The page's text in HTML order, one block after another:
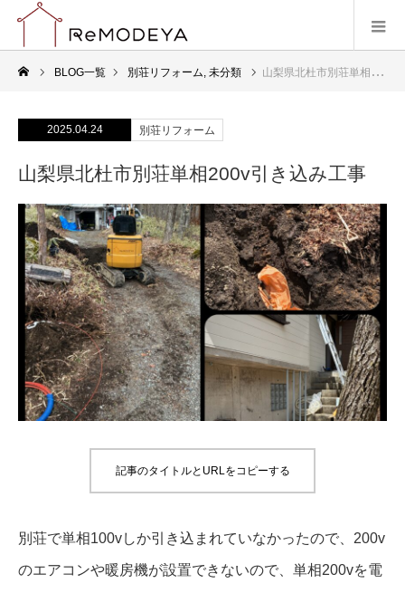
BLOG一覧 別荘リフォーム, 未分類 山梨県北杜市別荘単相200v引き込み工事
2025.04.24 別荘リフォーム
山梨県北杜市別荘単相200v引き込み工事
記事のタイトルとURLをコピーする
別荘で単相100vしか引き込まれていなかったので、200v
のエアコンや暖房機が設置できないので、単相200vを電